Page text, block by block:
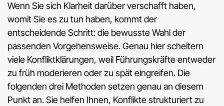
Wenn Sie sich Klarheit darüber verschafft haben,
womit Sie es zu tun haben, kommt der
entscheidende Schritt: die bewusste Wahl der
passenden Vorgehensweise. Genau hier scheitern
viele Konfliktklärungen, weil Führungskräfte entweder
zu früh moderieren oder zu spät eingreifen. Die
folgenden drei Methoden setzen genau an diesem
Punkt an. Sie helfen Ihnen, Konflikte strukturiert zu